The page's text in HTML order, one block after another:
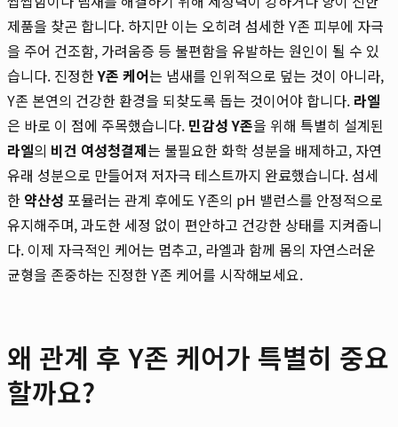
제품을 찾곤 합니다. 하지만 이는 오히려 섬세한 Y존 피부에 자극
을 주어 건조함, 가려움증 등 불편함을 유발하는 원인이 될 수 있
습니다. 진정한Y존 케어는 냄새를 인위적으로 덮는 것이 아니라,
Y존 본연의 건강한 환경을 되찾도록 돕는 것이어야 합니다. 라엘
은 바로 이 점에 주목했습니다. 민감성 Y존을 위해 특별히 설계된
라엘의 비건 여성청결제는 불필요한 화학 성분을 배제하고, 자연
유래 성분으로 만들어져 저자극 테스트까지 완료했습니다. 섬세
한 약산성 포뮬러는 관계 후에도 Y존의 pH 밸런스를 안정적으로
유지해주며, 과도한 세정 없이 편안하고 건강한 상태를 지켜줍니
다. 이제 자극적인 케어는 멈추고, 라엘과 함께 몸의 자연스러운
균형을 존중하는 진정한 Y존 케어를 시작해보세요.
왜 관계 후 Y존 케어가 특별히 중요
할까요?